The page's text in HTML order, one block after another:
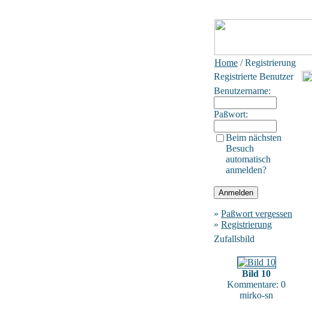
Home / Registrierung
Registrierte Benutzer
Benutzername:
Paßwort:
Beim nächsten
Besuch
automatisch
anmelden?
» Paßwort vergessen
» Registrierung
Zufallsbild
Bild 10
Kommentare: 0
mirko-sn